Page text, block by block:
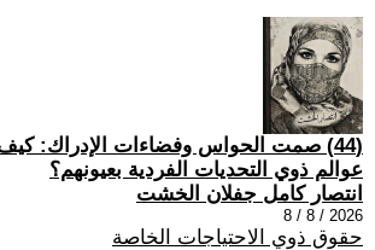
(44) صمت الحواس وفضاءات الإدراك:
عوالم ذوي التحديات الفردية بعيونهم؟
انتصار كامل جفلان الخشت
2026 / 8 / 8
حقوق ذوي الاحتياجات الخاصة